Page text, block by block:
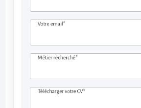
Votre email*
Métier recherché*
Télécharger votre CV*